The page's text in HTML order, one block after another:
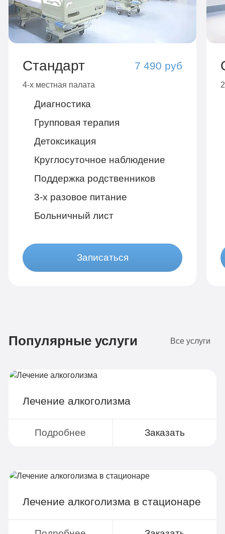
Стандарт 7 490 руб
4-х местная палата
Диагностика
Групповая терапия
Детоксикация
Круглосуточное наблюдение
Поддержка родственников
3-х разовое питание
Больничный лист
Записаться
4-х местная комната
Групповая терапия
Поддержка родственников
Популярные услуги Все услуги
Лечение алкоголизма
Подробнее Заказать
Лечение алкоголизма в стационаре